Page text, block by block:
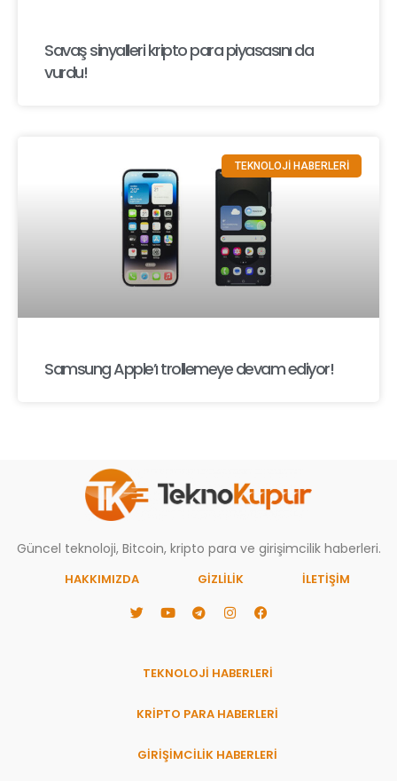
Savaş sinyalleri kripto para piyasasını da
vurdu!
TEKNOLOJİ HABERLERİ
Samsung Apple’ı trollemeye devam ediyor!
Güncel teknoloji, Bitcoin, kripto para ve girişimcilik haberleri.
HAKKIMIZDA GIZLILIK İLETİŞİM
TEKNOLOJİ HABERLERİ
KRİPTO PARA HABERLERİ
GİRİŞİMCİLİK HABERLERİ